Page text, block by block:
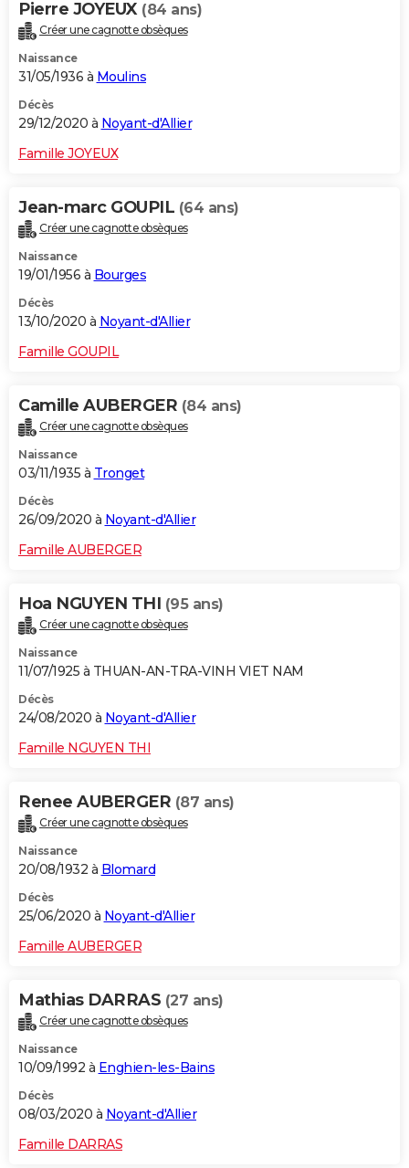
Pierre JOYEUX (84 ans)
Créer une cagnotte obsèques
Naissance
31/05/1936 à Moulins
Décès
29/12/2020 à Noyant-d'Allier
Famille JOYEUX
Jean-marc GOUPIL (64 ans)
Créer une cagnotte obsèques
Naissance
19/01/1956 à Bourges
Décès
13/10/2020 à Noyant-d'Allier
Famille GOUPIL
Camille AUBERGER (84 ans)
Créer une cagnotte obsèques
Naissance
03/11/1935 à Tronget
Décès
26/09/2020 à Noyant-d'Allier
Famille AUBERGER
Hoa NGUYEN THI (95 ans)
Créer une cagnotte obsèques
Naissance
11/07/1925 à THUAN-AN-TRA-VINH VIET NAM
Décès
24/08/2020 à Noyant-d'Allier
Famille NGUYEN THI
Renee AUBERGER (87 ans)
Créer une cagnotte obsèques
Naissance
20/08/1932 à Blomard
Décès
25/06/2020 à Noyant-d'Allier
Famille AUBERGER
Mathias DARRAS (27 ans)
Créer une cagnotte obsèques
Naissance
10/09/1992 à Enghien-les-Bains
Décès
08/03/2020 à Noyant-d'Allier
Famille DARRAS